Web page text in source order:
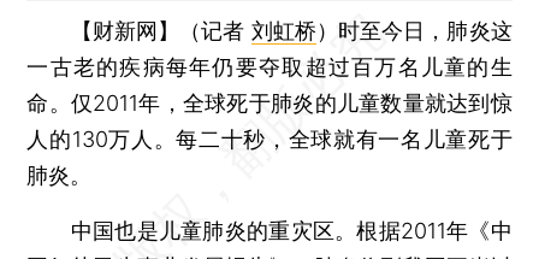
【财新网】（记者 刘虹桥） 时至今日，肺炎这
一古老的疾病每年仍要夺取超过百万名儿童的生
命。仅2011年，全球死于肺炎的儿童数量就达到惊
人的130万人。每二十秒，全球就有一名儿童死于
肺炎。
中国也是儿童肺炎的重灾区。根据2011年《中